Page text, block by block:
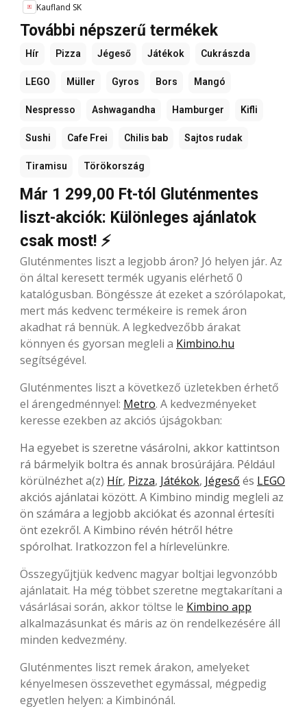
Kaufland SK
További népszerű termékek
Hír Pizza Jégeső Játékok Cukrászda
LEGO Müller Gyros Bors Mangó
Nespresso Ashwagandha Hamburger Kifli
Sushi Cafe Frei Chilis bab Sajtos rudak
Tiramisu Törökország
Már 1 299,00 Ft-tól Gluténmentes
liszt-akciók: Különleges ajánlatok
csak most! ⚡
Gluténmentes liszt a legjobb áron? Jó helyen jár. Az
ön által keresett termék ugyanis elérhető 0
katalógusban. Böngéssze át ezeket a szórólapokat,
mert más kedvenc termékeire is remek áron
akadhat rá bennük. A legkedvezőbb árakat
könnyen és gyorsan megleli a Kimbino.hu
segítségével.
Gluténmentes liszt a következő üzletekben érhető
el árengedménnyel: Metro. A kedvezményeket
keresse ezekben az akciós újságokban:
Ha egyebet is szeretne vásárolni, akkor kattintson
rá bármelyik boltra és annak brosúrájára. Például
körülnézhet a(z) Hír, Pizza, Játékok, Jégeső és LEGO
akciós ajánlatai között. A Kimbino mindig megleli az
ön számára a legjobb akciókat és azonnal értesíti
önt ezekről. A Kimbino révén hétről hétre
spórolhat. Iratkozzon fel a hírlevelünkre.
Összegyűjtjük kedvenc magyar boltjai legvonzóbb
ajánlatait. Ha még többet szeretne megtakarítani a
vásárlásai során, akkor töltse le Kimbino app
alkalmazásunkat és máris az ön rendelkezésére áll
minden kedvezmény.
Gluténmentes liszt remek árakon, amelyeket
kényelmesen összevethet egymással, mégpedig
egyetlen helyen: a Kimbinónál.